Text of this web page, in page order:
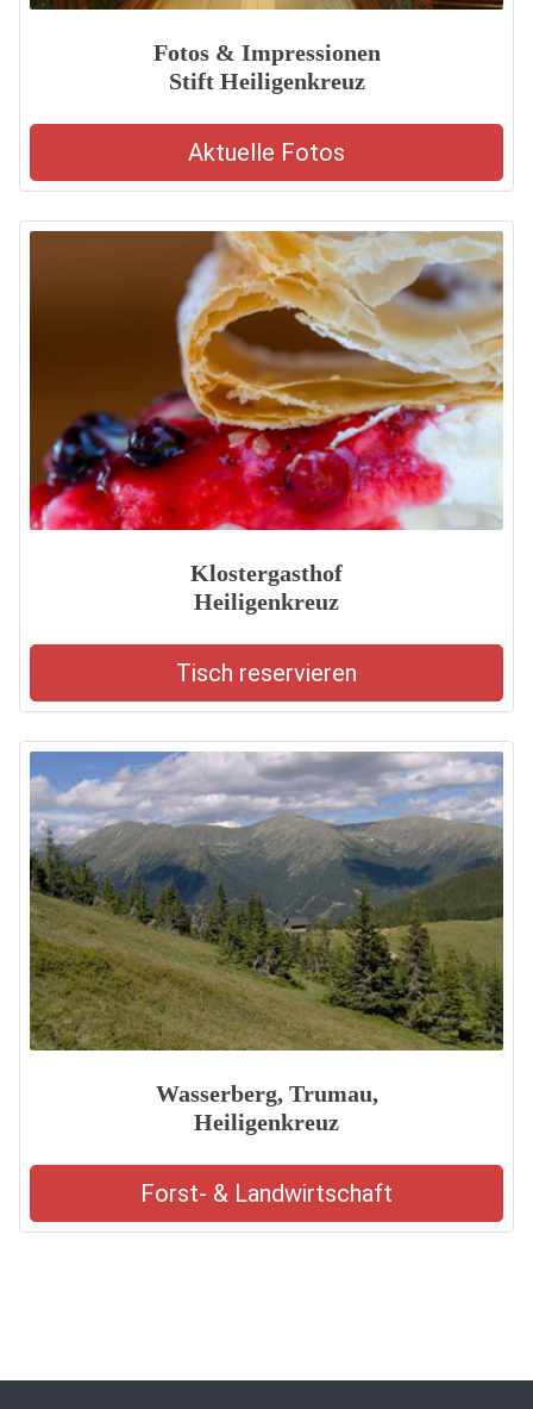
Fotos & Impressionen
Stift Heiligenkreuz
Aktuelle Fotos
Klostergasthof
Heiligenkreuz
Tisch reservieren
Wasserberg, Trumau,
Heiligenkreuz
Forst- & Landwirtschaft